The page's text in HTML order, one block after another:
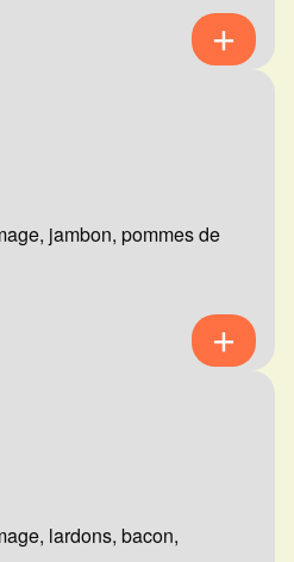
jambon, pommes de
lardons, bacon,